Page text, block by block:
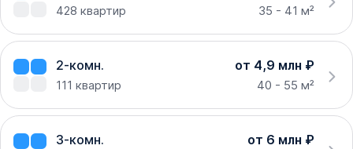
428 квартир 35 - 41 м²
2-комн. от 4,9 млн ₽
111 квартир 40 - 55 м²
3-комн. от 6 млн ₽